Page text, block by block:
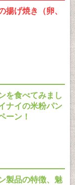
揚げ焼き（卵、
を食べてみまし
ナイの米粉パン
ーン！
製品の特徴、魅